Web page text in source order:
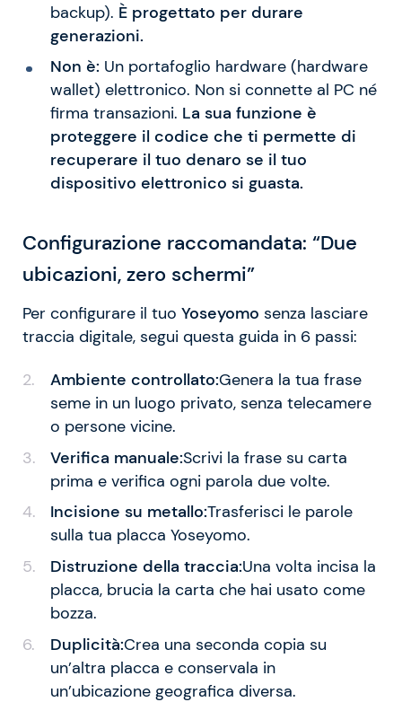
backup). È progettato per durare
generazioni.
Non è: Un portafoglio hardware (hardware
wallet) elettronico. Non si connette al PC né
firma transazioni. La sua funzione è
proteggere il codice che ti permette di
recuperare il tuo denaro se il tuo
dispositivo elettronico si guasta.
Configurazione raccomandata: “Due
ubicazioni, zero schermi”
Per configurare il tuo Yoseyomo senza lasciare
traccia digitale, segui questa guida in 6 passi:
Ambiente controllato:Genera la tua frase
seme in un luogo privato, senza telecamere
o persone vicine.
Verifica manuale:Scrivi la frase su carta
prima e verifica ogni parola due volte.
Incisione su metallo:Trasferisci le parole
sulla tua placca Yoseyomo.
Distruzione della traccia:Una volta incisa la
placca, brucia la carta che hai usato come
bozza.
Duplicità:Crea una seconda copia su
un’altra placca e conservala in
un’ubicazione geografica diversa.